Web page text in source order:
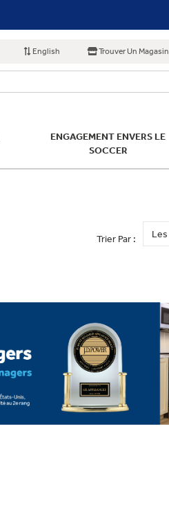
English Trouver Un Magasin
ENGAGEMENT ENVERS LE
SOCCER
Trier Par :